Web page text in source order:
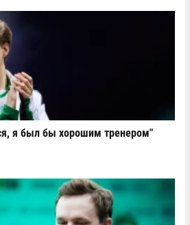
я был бы хорошим тренером"